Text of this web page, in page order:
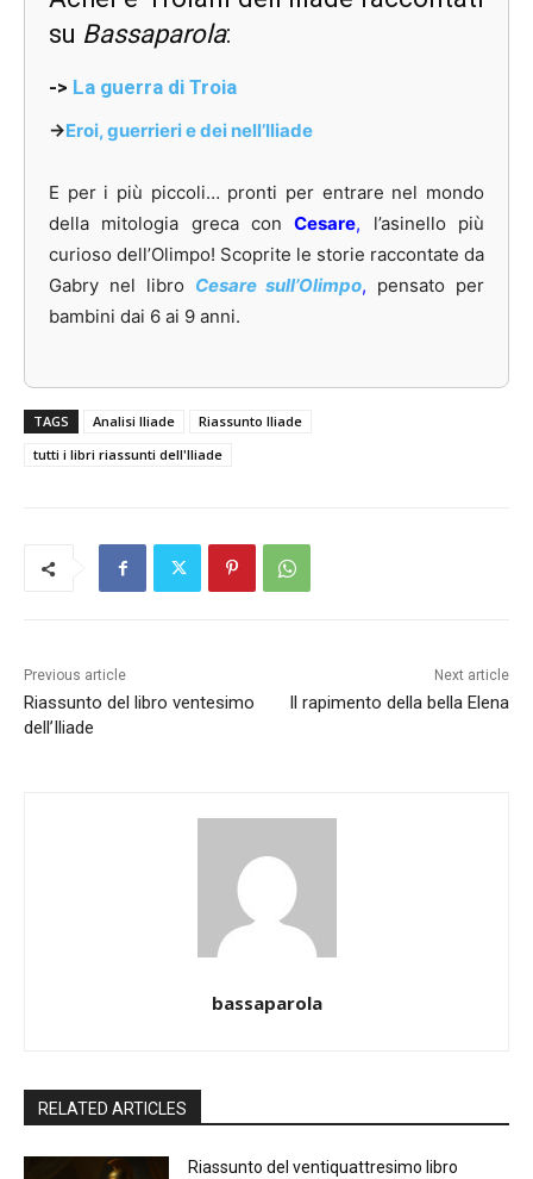
su Bassaparola:
-> La guerra di Troia
->Eroi, guerrieri e dei nell’Iliade
E per i più piccoli… pronti per entrare nel mondo
della mitologia greca conCesare, l’asinello più
curioso dell’Olimpo! Scoprite le storie raccontate da
Gabry nel libro Cesare sull’Olimpo, pensato per
bambini dai 6 ai 9 anni.
TAGS Analisi Iliade
Riassunto Iliade
tutti i libri riassunti dell'Iliade
Previous article
Riassunto del libro ventesimo
dell’Iliade
Next article
Il rapimento della bella Elena
bassaparola
RELATED ARTICLES
Riassunto del ventiquattresimo libro